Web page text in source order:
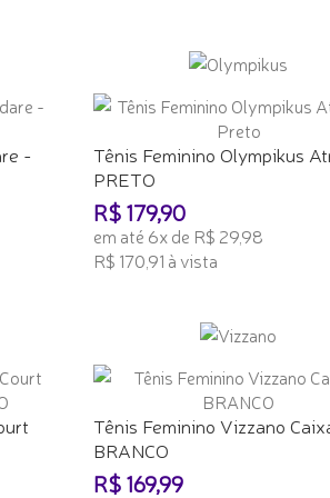
-
Tênis Feminino Olympikus
PRETO
R$ 179,90
em até 6x de R$ 29,98
R$ 170,91 à vista
Tênis Feminino Vizzano
BRANCO
R$ 169,99